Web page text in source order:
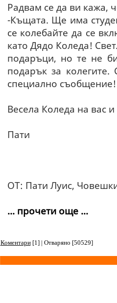
Радвам се да ви кажа,
-Къщата. Ще има
се колебайте да се
като Дядо Коледа!
подаръци, но те не
подарък за
специално съобщение!
Весела Коледа на вас
Пати
ОТ: Пати Луис,
... прочети още ...
Коментари[1] | Отваряно [50529]